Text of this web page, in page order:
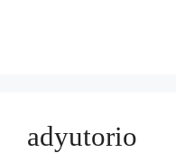
adyutorio